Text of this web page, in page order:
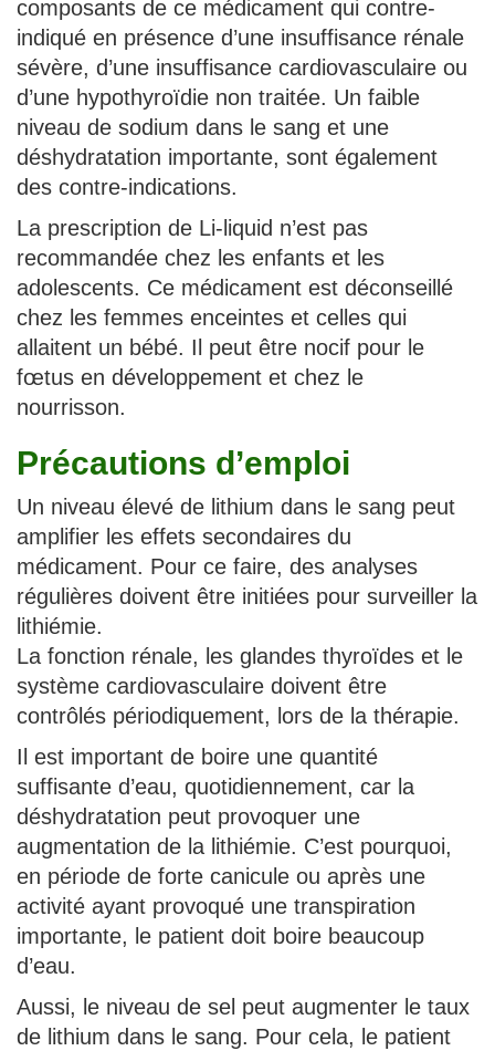
composants de ce médicament qui contre-
indiqué en présence d’une insuffisance rénale
sévère, d’une insuffisance cardiovasculaire ou
d’une hypothyroïdie non traitée. Un faible
niveau de sodium dans le sang et une
déshydratation importante, sont également
des contre-indications.
La prescription de Li-liquid n’est pas
recommandée chez les enfants et les
adolescents. Ce médicament est déconseillé
chez les femmes enceintes et celles qui
allaitent un bébé. Il peut être nocif pour le
fœtus en développement et chez le
nourrisson.
Précautions d’emploi
Un niveau élevé de lithium dans le sang peut
amplifier les effets secondaires du
médicament. Pour ce faire, des analyses
régulières doivent être initiées pour surveiller la
lithiémie.
La fonction rénale, les glandes thyroïdes et le
système cardiovasculaire doivent être
contrôlés périodiquement, lors de la thérapie.
Il est important de boire une quantité
suffisante d’eau, quotidiennement, car la
déshydratation peut provoquer une
augmentation de la lithiémie. C’est pourquoi,
en période de forte canicule ou après une
activité ayant provoqué une transpiration
importante, le patient doit boire beaucoup
d’eau.
Aussi, le niveau de sel peut augmenter le taux
de lithium dans le sang. Pour cela, le patient